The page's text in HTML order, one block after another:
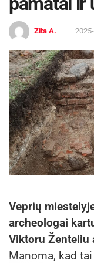
Zita A.
Veprių
archeologai
Viktoru
Manoma, kad